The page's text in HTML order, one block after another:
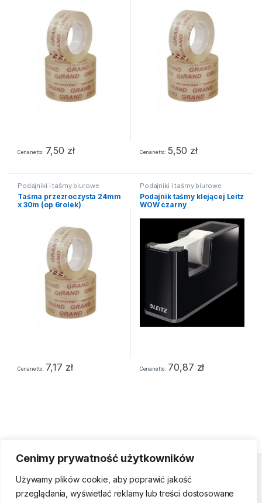
Cenimy prywatność użytkowników
Używamy plików cookie, aby poprawić jakość
przeglądania, wyświetlać reklamy lub treści dostosowane
Cena netto 7,50 zł Cena netto 5,50 zł
Podajniki i taśmy biurowe
Taśma przezroczysta 24mm
x 30m (op 6rolek)
Cena netto 7,17 zł
Podajniki i taśmy biurowe
Podajnik taśmy klejącej Leitz
WOW czarny
Cena netto 70,87 zł
Strefa klienta